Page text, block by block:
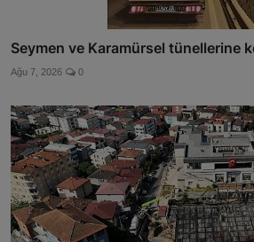
Seymen ve Karamürsel tünellerine
Ağu 7, 2026 0